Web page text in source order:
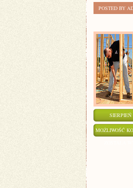
POSTED BY
SIERPIEŃ
MOŻLIWOŚĆ